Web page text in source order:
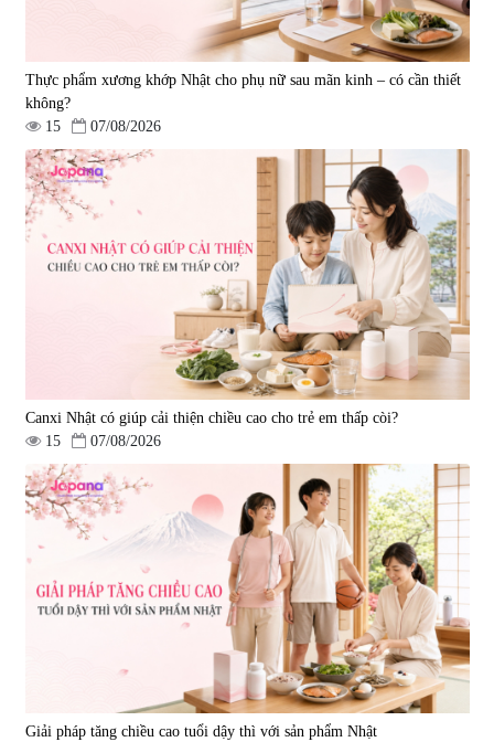
Viên uống bổ gan Ribeto Shoji
Hepaclean 60 viên
690.000 đ
Viên uống hỗ trợ cải thiện thoát
vị đĩa đệm Kyoto Has 30 viên
|14.560
1.600.000 đ
Viên uống hỗ trợ giấc ngủ Fujina
Sleepy Nhật Bản 80 viên
580.000 đ
điều trị đột quỵ Biken Kinase
Gold 60 viên
0
1.570.000 đ
Thực phẩm xương khớp Nhật cho phụ nữ sau mãn kinh – có cần thiết
không?
15
07/08/2026
Canxi Nhật có giúp cải thiện chiều cao cho trẻ em thấp còi?
15
07/08/2026
Giải pháp tăng chiều cao tuổi dậy thì với sản phẩm Nhật